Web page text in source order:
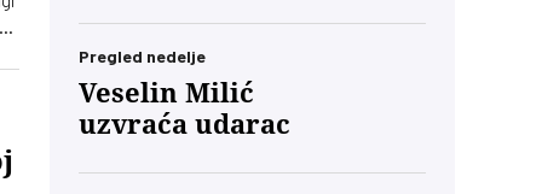
Pregled nedelje
Veselin Milić
uzvraća udarac